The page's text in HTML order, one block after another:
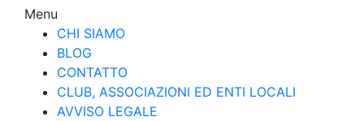
Menu
CHI SIAMO
BLOG
CONTATTO
CLUB, ASSOCIAZIONI ED ENTI LOCALI
AVVISO LEGALE